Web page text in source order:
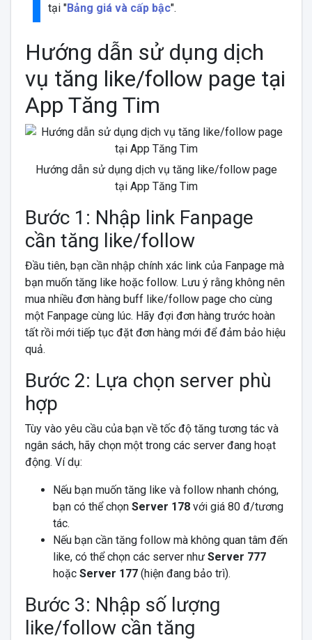
tại "Bảng giá và cấp bậc".
Hướng dẫn sử dụng dịch
vụ tăng like/follow page tại
App Tăng Tim
Hướng dẫn sử dụng dịch vụ tăng like/follow page
tại App Tăng Tim
Bước 1: Nhập link Fanpage
cần tăng like/follow
Đầu tiên, bạn cần nhập chính xác link của Fanpage mà
bạn muốn tăng like hoặc follow. Lưu ý rằng không nên
mua nhiều đơn hàng buff like/follow page cho cùng
một Fanpage cùng lúc. Hãy đợi đơn hàng trước hoàn
tất rồi mới tiếp tục đặt đơn hàng mới để đảm bảo hiệu
quả.
Bước 2: Lựa chọn server phù
hợp
Tùy vào yêu cầu của bạn về tốc độ tăng tương tác và
ngân sách, hãy chọn một trong các server đang hoạt
động. Ví dụ:
Nếu bạn muốn tăng like và follow nhanh chóng,
bạn có thể chọn Server 178với giá 80 đ/tương
tác.
Nếu bạn cần tăng follow mà không quan tâm đến
like, có thể chọn các server như Server 777
hoặc Server 177(hiện đang bảo trì).
Bước 3: Nhập số lượng
like/follow cần tăng